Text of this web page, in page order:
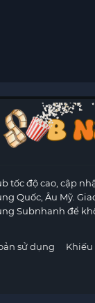
tốc độ cao, cập
Quốc, Âu Mỹ.
Subnhanh để
sử dụng